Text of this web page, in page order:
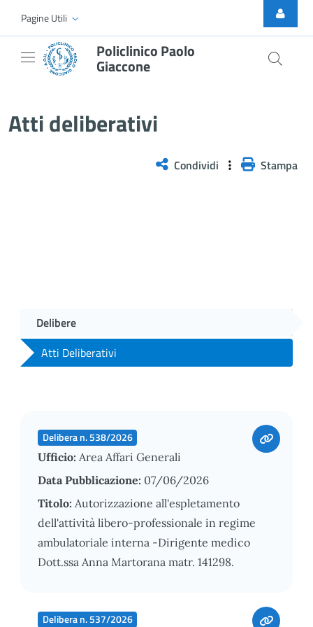
Skip to Main Content
Pagine Utili
Policlinico Paolo
Giaccone
Atti deliberativi
Condividi Stampa
Delibere
Atti Deliberativi
Delibera n. 538/2026
Ufficio: Area Affari Generali
Data Pubblicazione: 07/06/2026
Titolo: Autorizzazione all'espletamento
dell'attività libero-professionale in regime
ambulatoriale interna -Dirigente medico
Dott.ssa Anna Martorana matr. 141298.
Delibera n. 537/2026